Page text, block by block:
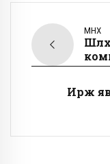
ӨМНӨХ
Ирж